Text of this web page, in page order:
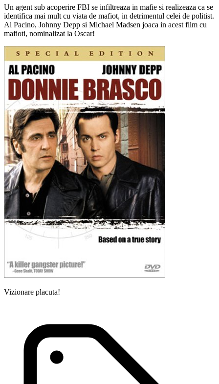
Un agent sub acoperire FBI se infiltreaza in mafie si realizeaza ca se
identifica mai mult cu viata de mafiot, in detrimentul celei de politist.
Al Pacino, Johnny Depp si Michael Madsen joaca in acest film cu
mafioti, nominalizat la Oscar!
Vizionare placuta!